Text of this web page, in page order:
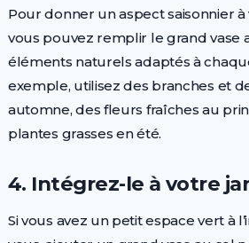
Pour donner un aspect saisonnier
vous pouvez remplir le grand vase
éléments naturels adaptés à
exemple, utilisez des branches et
automne, des fleurs fraîches au
plantes grasses en été.
4. Intégrez-le à votre
Si vous avez un petit espace vert à